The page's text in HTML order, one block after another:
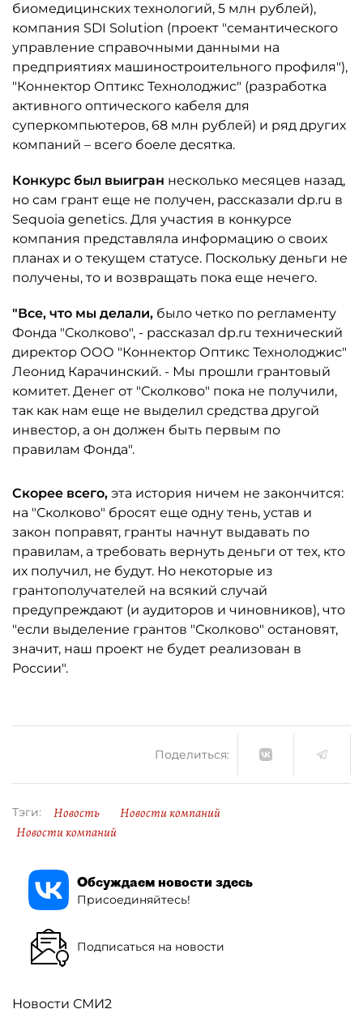
биомедицинских технологий, 5 млн рублей),
компания SDI Solution (проект "семантического
управление справочными данными на
предприятиях машиностроительного профиля"),
"Коннектор Оптикс Технолоджис" (разработка
активного оптического кабеля для
суперкомпьютеров, 68 млн рублей) и ряд других
компаний – всего боеле десятка.
Конкурс был выигран несколько месяцев назад,
но сам грант еще не получен, рассказали dp.ru в
Sequoia genetics. Для участия в конкурсе
компания представляла информацию о своих
планах и о текущем статусе. Поскольку деньги не
получены, то и возвращать пока еще нечего.
"Все, что мы делали, было четко по регламенту
Фонда "Сколково", - рассказал dp.ru технический
директор ООО "Коннектор Оптикс Технолоджис"
Леонид Карачинский. - Мы прошли грантовый
комитет. Денег от "Сколково" пока не получили,
так как нам еще не выделил средства другой
инвестор, а он должен быть первым по
правилам Фонда".
Скорее всего, эта история ничем не закончится:
на "Сколково" бросят еще одну тень, устав и
закон поправят, гранты начнут выдавать по
правилам, а требовать вернуть деньги от тех, кто
их получил, не будут. Но некоторые из
грантополучателей на всякий случай
предупреждают (и аудиторов и чиновников), что
"если выделение грантов "Сколково" остановят,
значит, наш проект не будет реализован в
России".
Поделиться:
Тэги: Новость
Новости компаний
Новости компаний
Обсуждаем новости здесь
Присоединяйтесь!
Подписаться на новости
Новости СМИ2